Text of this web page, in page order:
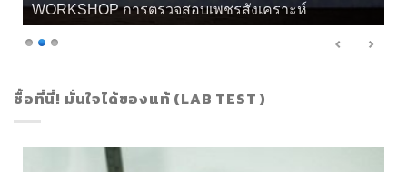
เกียรติบัตร จิวลี่ และอัญมณี คุณทิพย์
ซื้อที่นี่! มั่นใจได้ของแท้ (LAB TEST )